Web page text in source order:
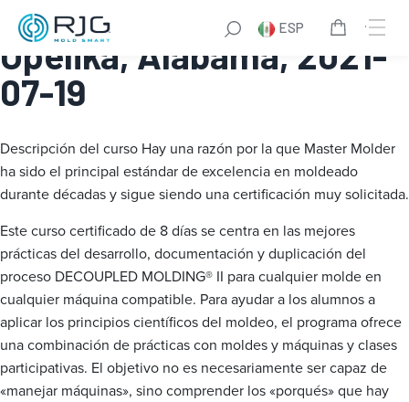
ESP
Master Molder® I:
Opelika, Alabama, 2021-
07-19
Descripción del curso Hay una razón por la que Master Molder
ha sido el principal estándar de excelencia en moldeado
durante décadas y sigue siendo una certificación muy solicitada.
Este curso certificado de 8 días se centra en las mejores
prácticas del desarrollo, documentación y duplicación del
proceso DECOUPLED MOLDING® II para cualquier molde en
cualquier máquina compatible. Para ayudar a los alumnos a
aplicar los principios científicos del moldeo, el programa ofrece
una combinación de prácticas con moldes y máquinas y clases
participativas. El objetivo no es necesariamente ser capaz de
«manejar máquinas», sino comprender los «porqués» que hay